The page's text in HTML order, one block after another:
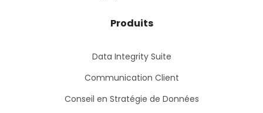
Produits
Data Integrity Suite
Communication Client
Conseil en Stratégie de Données